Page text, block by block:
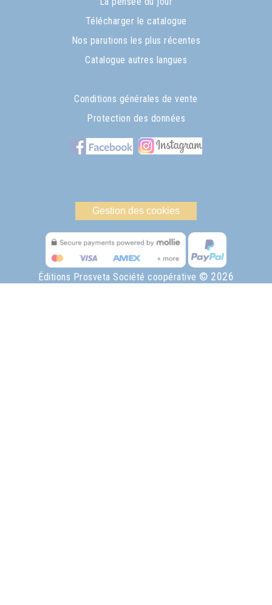
Télécharger le catalogue
Nos parutions les plus récentes
Catalogue autres langues
Conditions générales de vente
Protection des données
Gestion des cookies
Éditions Prosveta Société coopérative © 2026